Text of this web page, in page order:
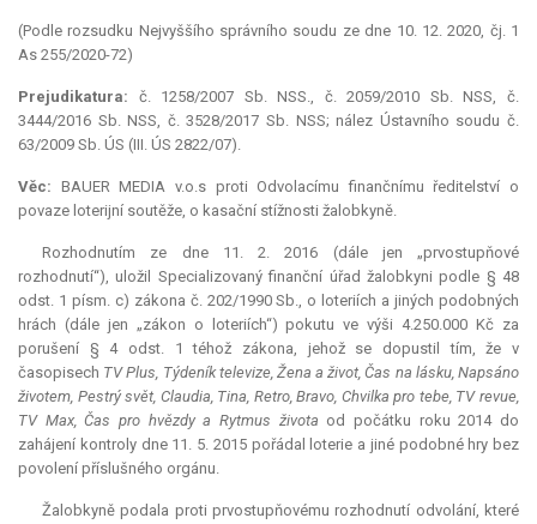
(Podle rozsudku Nejvyššího správního soudu ze dne 10. 12. 2020, čj. 1
As 255/2020-72)
Prejudikatura: č. 1258/2007 Sb. NSS., č. 2059/2010 Sb. NSS, č.
3444/2016 Sb. NSS, č. 3528/2017 Sb. NSS; nález Ústavního soudu č.
63/2009 Sb. ÚS (III. ÚS 2822/07).
Věc: BAUER MEDIA v.o.s proti Odvolacímu finančnímu ředitelství o
povaze loterijní soutěže, o kasační stížnosti žalobkyně.
Rozhodnutím ze dne 11. 2. 2016 (dále jen „prvostupňové
rozhodnutí“), uložil Specializovaný finanční úřad žalobkyni podle § 48
odst. 1 písm. c) zákona č. 202/1990 Sb., o loteriích a jiných podobných
hrách (dále jen „zákon o loteriích“) pokutu ve výši 4.250.000 Kč za
porušení § 4 odst. 1 téhož zákona, jehož se dopustil tím, že v
časopisech TV Plus, Týdeník televize, Žena a život, Čas na lásku, Napsáno
životem, Pestrý svět, Claudia, Tina, Retro, Bravo, Chvilka pro tebe, TV revue,
TV Max, Čas pro hvězdy a Rytmus života od počátku roku 2014 do
zahájení kontroly dne 11. 5. 2015 pořádal loterie a jiné podobné hry bez
povolení příslušného orgánu.
Žalobkyně podala proti prvostupňovému rozhodnutí odvolání, které